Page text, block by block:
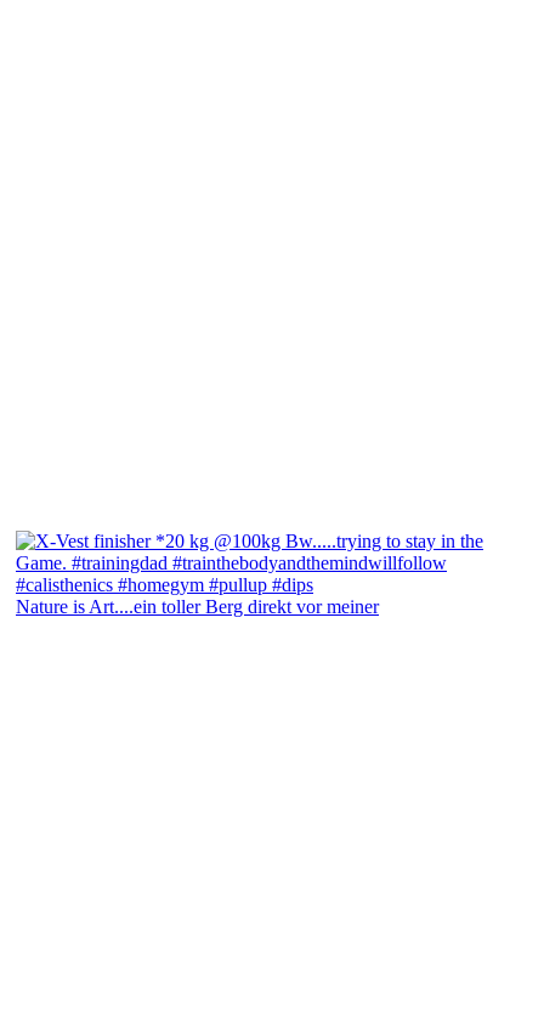
Nature is Art....ein toller Berg direkt vor meiner